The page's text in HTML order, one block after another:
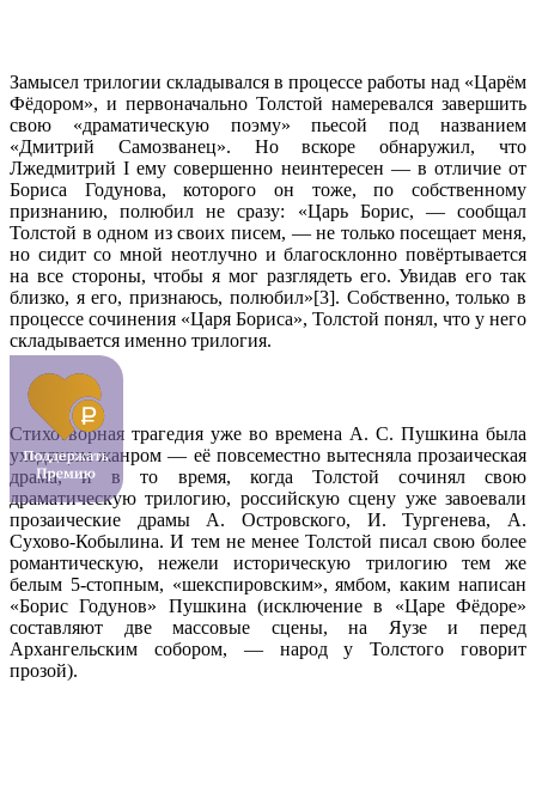
Замысел трилогии складывался в процессе работы над «Царём
Фёдором», и первоначально Толстой намеревался завершить
свою «драматическую поэму» пьесой под названием
«Дмитрий Самозванец». Но вскоре обнаружил, что
Лжедмитрий I ему совершенно неинтересен — в отличие от
Бориса Годунова, которого он тоже, по собственному
признанию, полюбил не сразу: «Царь Борис, — сообщал
Толстой в одном из своих писем, — не только посещает меня,
но сидит со мной неотлучно и благосклонно повёртывается
на все стороны, чтобы я мог разглядеть его. Увидав его так
близко, я его, признаюсь, полюбил»[3]. Собственно, только в
процессе сочинения «Царя Бориса», Толстой понял, что у него
складывается именно трилогия.
Стихотворная трагедия уже во времена А. С. Пушкина была
уходящим жанром — её повсеместно вытесняла прозаическая
драма, и в то время, когда Толстой сочинял свою
драматическую трилогию, российскую сцену уже завоевали
прозаические драмы А. Островского, И. Тургенева, А.
Сухово-Кобылина. И тем не менее Толстой писал свою более
романтическую, нежели историческую трилогию тем же
белым 5-стопным, «шекспировским», ямбом, каким написан
«Борис Годунов» Пушкина (исключение в «Царе Фёдоре»
составляют две массовые сцены, на Яузе и перед
Архангельским собором, — народ у Толстого говорит
прозой).